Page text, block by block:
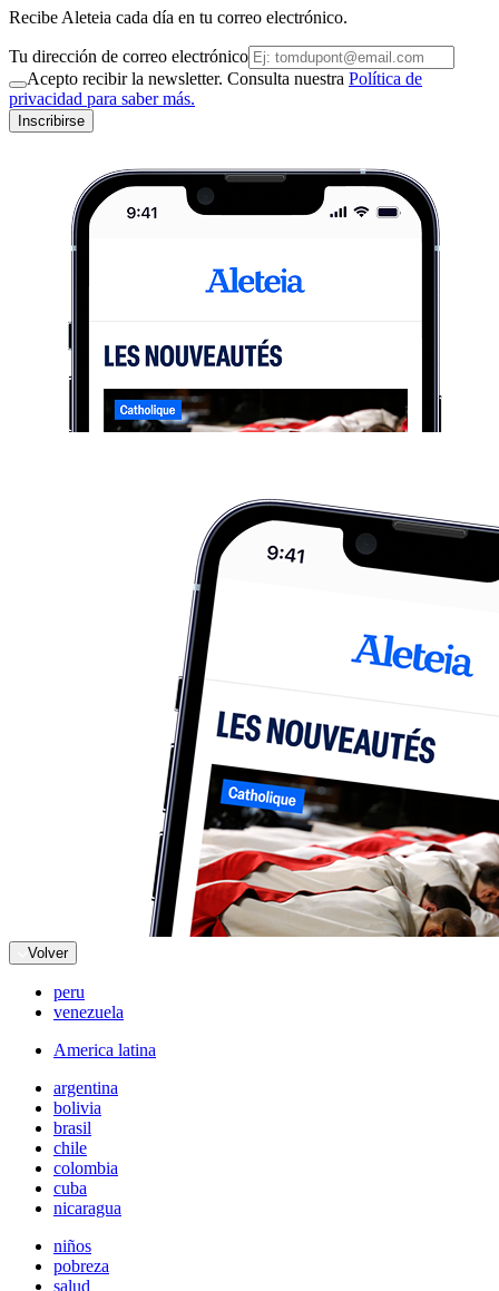
Recibe Aleteia cada día en tu correo electrónico.
Tu dirección de correo electrónico
Acepto recibir la newsletter. Consulta nuestra Política de
privacidad para saber más.
Inscribirse
Volver
peru
venezuela
America latina
argentina
bolivia
brasil
chile
colombia
cuba
nicaragua
niños
pobreza
salud